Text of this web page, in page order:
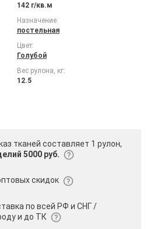
142 г/кв.м
Назначение:
постельная
Цвет:
Голубой
Вес рулона, кг:
12.5
тканей составляет 1 рулон,
5000 руб.
скидок
по всей РФ и СНГ /
и до ТК